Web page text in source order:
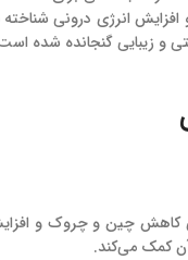
انرژی درونی
و زیبایی گنجانده شده
کاهش چین و چروک و
کمک می‌کند.